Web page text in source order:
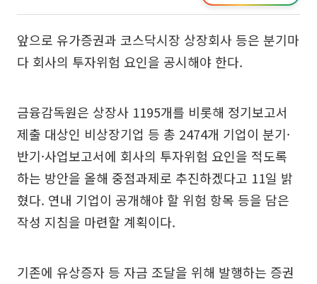
앞으로 유가증권과 코스닥시장 상장회사 등은 분기마
다 회사의 투자위험 요인을 공시해야 한다.
금융감독원은 상장사 1195개를 비롯해 정기보고서
제출 대상인 비상장기업 등 총 2474개 기업이 분기·
반기·사업보고서에 회사의 투자위험 요인을 적도록
하는 방안을 올해 중점과제로 추진하겠다고 11일 밝
혔다. 연내 기업이 공개해야 할 위험 항목 등을 담은
작성 지침을 마련할 계획이다.
기존에 유상증자 등 자금 조달을 위해 발행하는 증권